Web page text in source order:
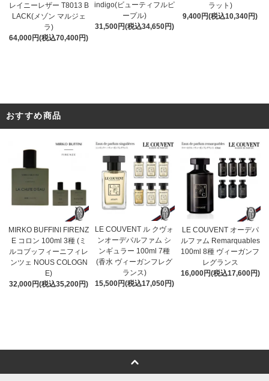
レイニーレザー T8013 B
LACK(メゾン マルジェ
ラ)
64,000円(税込70,400円)
indigo(ビューティフルピ
ープル)
31,500円(税込34,650円)
ラット)
9,400円(税込10,340円)
おすすめ商品
MIRKO BUFFINI FIRENZ
E コロン 100ml 3種 (ミ
ルコブッフィーニフィレ
ンツェ NOUS COLOGN
E)
32,000円(税込35,200円)
LE COUVENT ル クヴォ
ンオーデパルファム シ
ンギュラー 100ml 7種
(香水 ヴィーガンフレグ
ランス)
15,500円(税込17,050円)
LE COUVENT オーデパ
ルファム Remarquables
100ml 8種 ヴィーガンフ
レグランス
16,000円(税込17,600円)